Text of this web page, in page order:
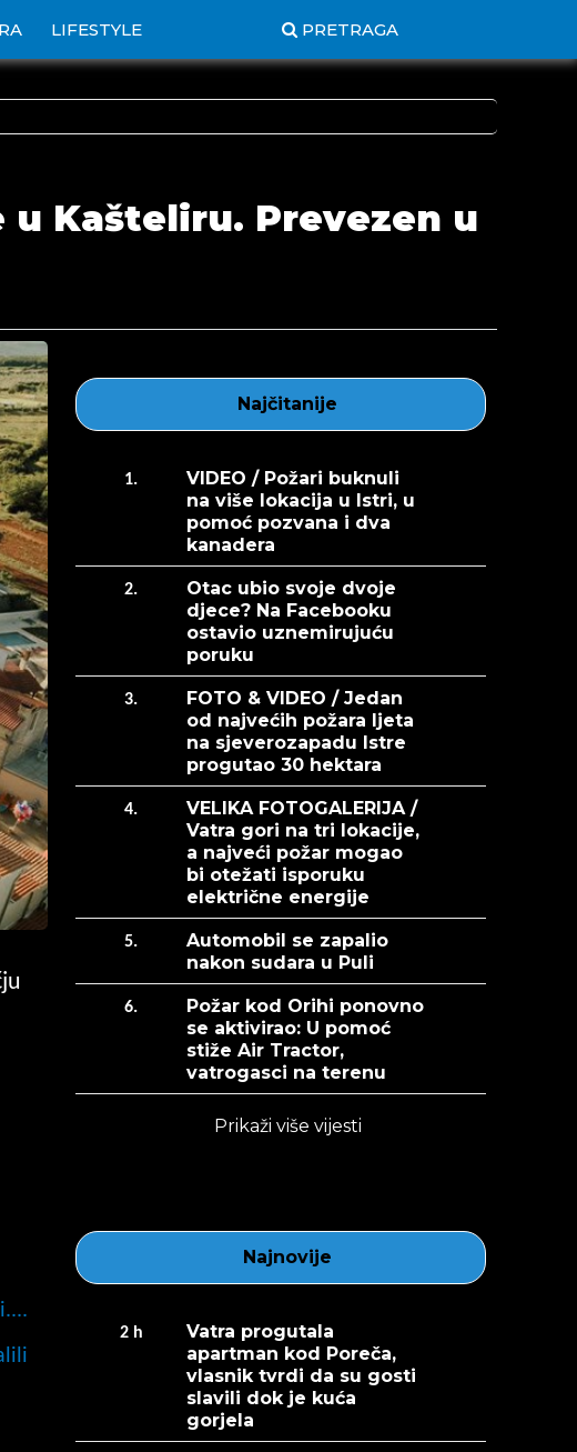
LIFESTYLE PRETRAGA
Kašteliru. Prevezen u
Najčitanije
1.
VIDEO / Požari buknuli
na više lokacija u Istri, u
pomoć pozvana i dva
kanadera
2.
Otac ubio svoje dvoje
djece? Na Facebooku
ostavio uznemirujuću
poruku
3.
FOTO & VIDEO / Jedan
od najvećih požara ljeta
na sjeverozapadu Istre
progutao 30 hektara
4.
VELIKA FOTOGALERIJA /
Vatra gori na tri lokacije,
a najveći požar mogao
bi otežati isporuku
električne energije
5.
Automobil se zapalio
nakon sudara u Puli
6.
Požar kod Orihi ponovno
se aktivirao: U pomoć
stiže Air Tractor,
vatrogasci na terenu
Prikaži više vijesti
Najnovije
2 h
Vatra progutala
apartman kod Poreča,
vlasnik tvrdi da su gosti
slavili dok je kuća
gorjela